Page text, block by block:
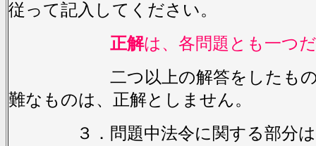
従って記入してください。
正解は、各問題とも一つ
二つ以上の解答をしたもの及
難なものは、正解としません。
３．問題中法令に関する部分は